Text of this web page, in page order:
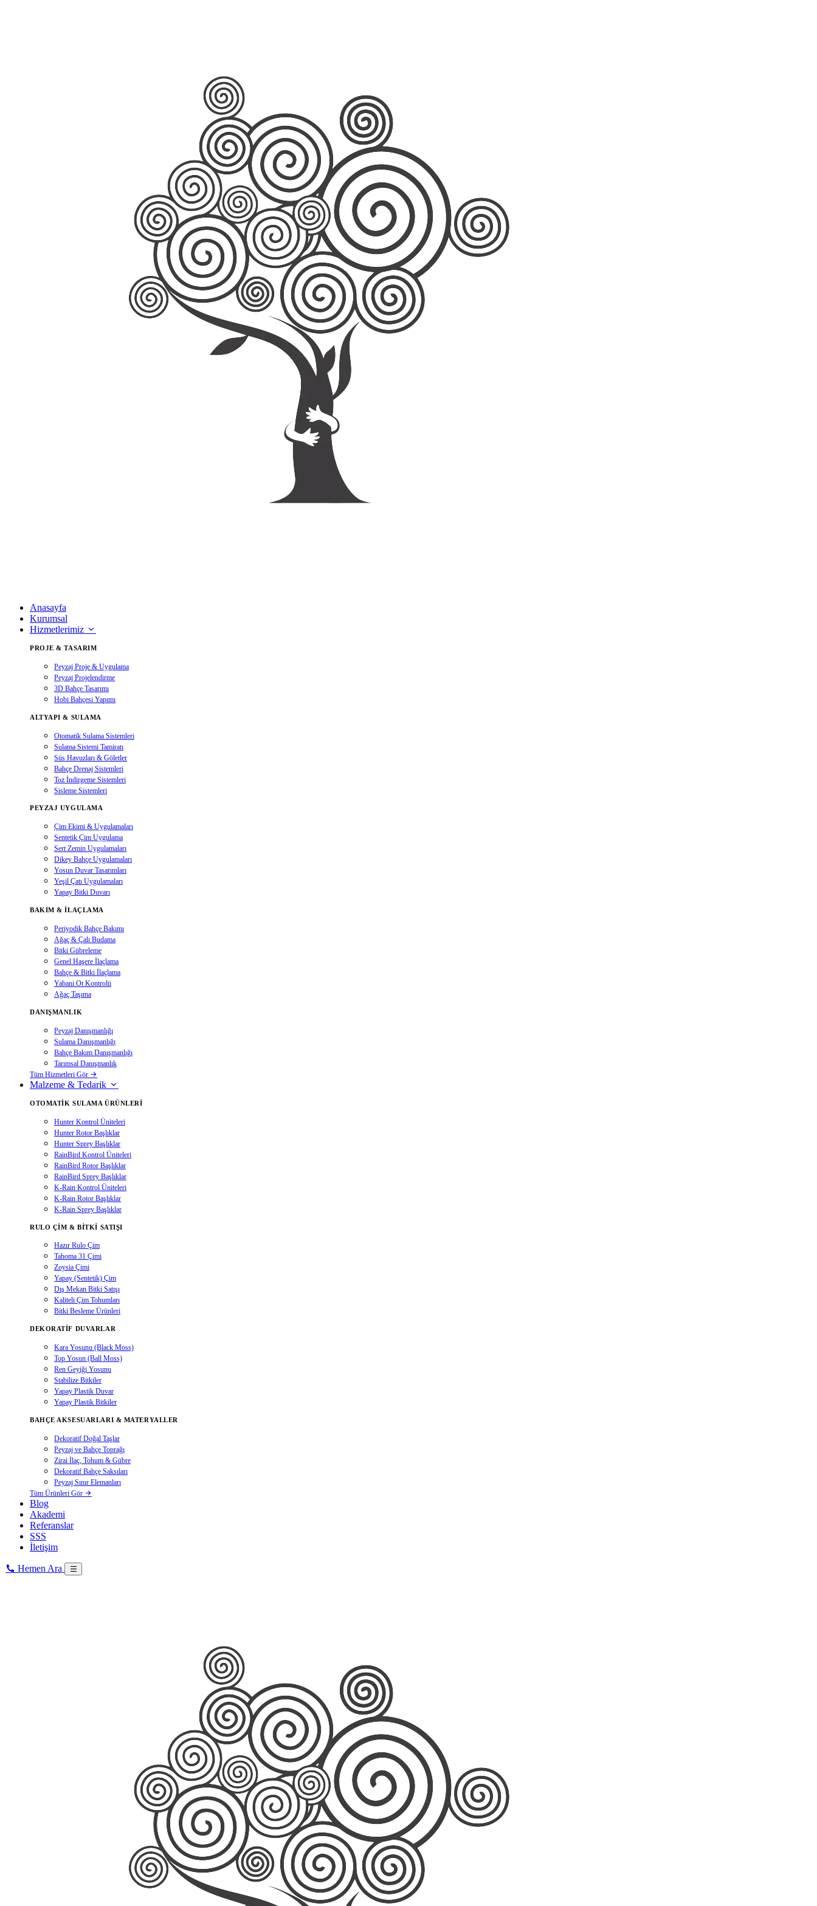
Anasayfa
Kurumsal
Hizmetlerimiz
PROJE & TASARIM
Peyzaj Proje & Uygulama
Peyzaj Projelendirme
3D Bahçe Tasarımı
Hobi Bahçesi Yapımı
ALTYAPI & SULAMA
Otomatik Sulama Sistemleri
Sulama Sistemi Tamiratı
Süs Havuzları & Göletler
Bahçe Drenaj Sistemleri
Toz İndirgeme Sistemleri
Sisleme Sistemleri
PEYZAJ UYGULAMA
Çim Ekimi & Uygulamaları
Sentetik Çim Uygulama
Sert Zemin Uygulamaları
Dikey Bahçe Uygulamaları
Yosun Duvar Tasarımları
Yeşil Çatı Uygulamaları
Yapay Bitki Duvarı
BAKIM & İLAÇLAMA
Periyodik Bahçe Bakımı
Ağaç & Çalı Budama
Bitki Gübreleme
Genel Haşere İlaçlama
Bahçe & Bitki İlaçlama
Yabani Ot Kontrolü
Ağaç Taşıma
DANIŞMANLIK
Peyzaj Danışmanlığı
Sulama Danışmanlığı
Bahçe Bakım Danışmanlığı
Tarımsal Danışmanlık
Tüm Hizmetleri Gör
Malzeme & Tedarik
OTOMATIK SULAMA ÜRÜNLERI
Hunter Kontrol Üniteleri
Hunter Rotor Başlıklar
Hunter Sprey Başlıklar
RainBird Kontrol Üniteleri
RainBird Rotor Başlıklar
RainBird Sprey Başlıklar
K-Rain Kontrol Üniteleri
K-Rain Rotor Başlıklar
K-Rain Sprey Başlıklar
RULO ÇIM & BITKI SATIŞI
Hazır Rulo Çim
Tahoma 31 Çimi
Zoysia Çimi
Yapay (Sentetik) Çim
Dış Mekan Bitki Satışı
Kaliteli Çim Tohumları
Bitki Besleme Ürünleri
DEKORATIF DUVARLAR
Kara Yosunu (Black Moss)
Top Yosun (Ball Moss)
Ren Geyiği Yosunu
Stabilize Bitkiler
Yapay Plastik Duvar
Yapay Plastik Bitkiler
BAHÇE AKSESUARLARI & MATERYALLER
Dekoratif Doğal Taşlar
Peyzaj ve Bahçe Toprağı
Zirai İlaç, Tohum & Gübre
Dekoratif Bahçe Saksıları
Peyzaj Sınır Elemanları
Tüm Ürünleri Gör
Blog
Akademi
Referanslar
SSS
İletişim
Hemen Ara